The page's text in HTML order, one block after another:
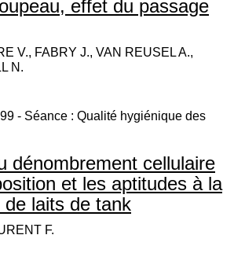
effet du passage
V., FABRY J., VAN REUSEL A.,
N.
- Séance : Qualité hygiénique des
dénombrement cellulaire
et les aptitudes à la
de laits de tank
F.